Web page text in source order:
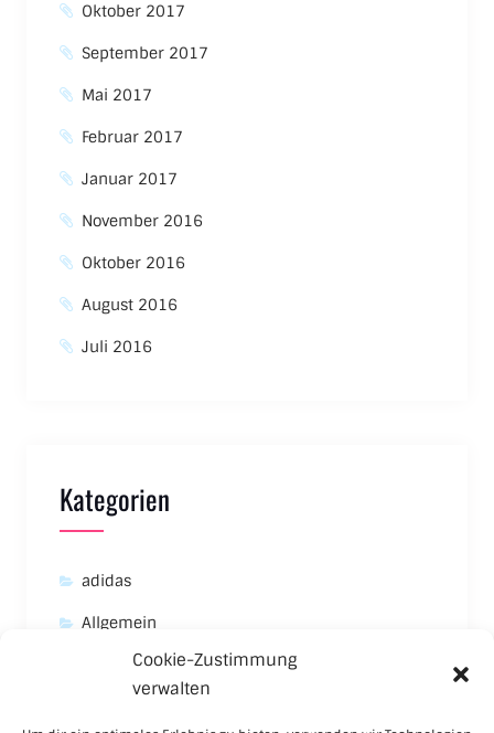
Cookie-Zustimmung
verwalten
Oktober 2017
September 2017
Mai 2017
Februar 2017
Januar 2017
November 2016
Oktober 2016
August 2016
Juli 2016
Kategorien
adidas
Allgemein